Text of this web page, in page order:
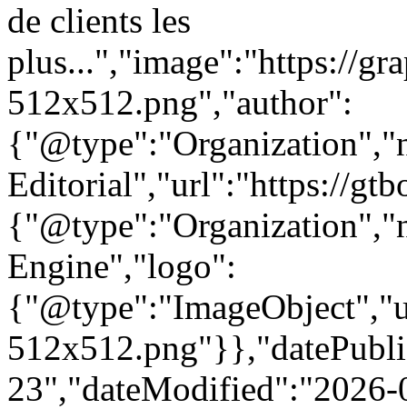
de clients les
plus...","image":"https://
512x512.png","author":
Editorial","url":"https://
Engine","logo":